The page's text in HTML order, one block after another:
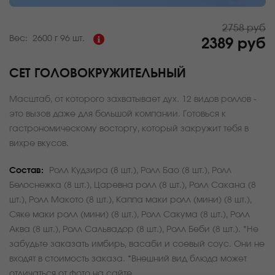
Вес: 2600 г 96 шт. 2389 руб
2758 руб
СЕТ ГОЛОВОКРУЖИТЕЛЬНЫЙ
Масштаб, от которого захватывает дух. 12 видов роллов -
это вызов даже для большой компании. Готовься к
гастрономическому восторгу, который закружит тебя в
вихре вкусов.
Состав:
Ролл Кудзира (8 шт.), Ролл Бао (8 шт.), Ролл
Белоснежка (8 шт.), Царевна ролл (8 шт.), Ролл Сакана (8
шт.), Ролл Макото (8 шт.), Каппа маки ролл (мини) (8 шт.),
Сяке маки ролл (мини) (8 шт.), Ролл Сакума (8 шт.), Ролл
Аква (8 шт.), Ролл Сальвадор (8 шт.), Ролл Беби (8 шт.). *Не
забудьте заказать имбирь, васаби и соевый соус. Они не
входят в стоимость заказа. *Внешний вид блюда может